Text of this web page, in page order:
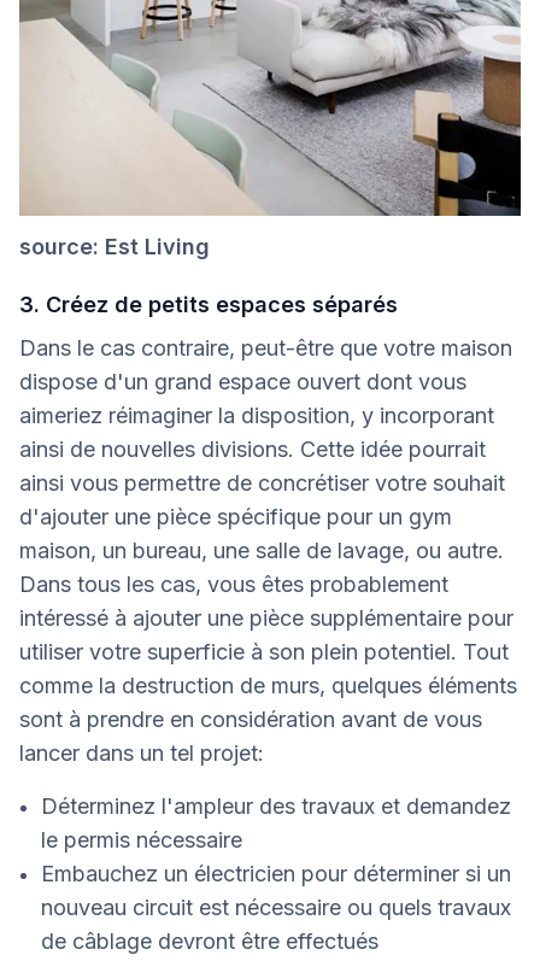
source: Est Living
3. Créez de petits espaces séparés
Dans le cas contraire, peut-être que votre maison
dispose d'un grand espace ouvert dont vous
aimeriez réimaginer la disposition, y incorporant
ainsi de nouvelles divisions. Cette idée pourrait
ainsi vous permettre de concrétiser votre souhait
d'ajouter une pièce spécifique pour un gym
maison, un bureau, une salle de lavage, ou autre.
Dans tous les cas, vous êtes probablement
intéressé à ajouter une pièce supplémentaire pour
utiliser votre superficie à son plein potentiel. Tout
comme la destruction de murs, quelques éléments
sont à prendre en considération avant de vous
lancer dans un tel projet:
Déterminez l'ampleur des travaux et demandez
le permis nécessaire
Embauchez un électricien pour déterminer si un
nouveau circuit est nécessaire ou quels travaux
de câblage devront être effectués